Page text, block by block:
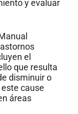
y evaluar
el
que resulta
disminuir o
cause
áreas